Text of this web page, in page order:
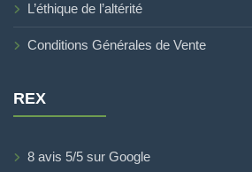
L’éthique de l’altérité
Conditions Générales de Vente
REX
8 avis 5/5 sur Google